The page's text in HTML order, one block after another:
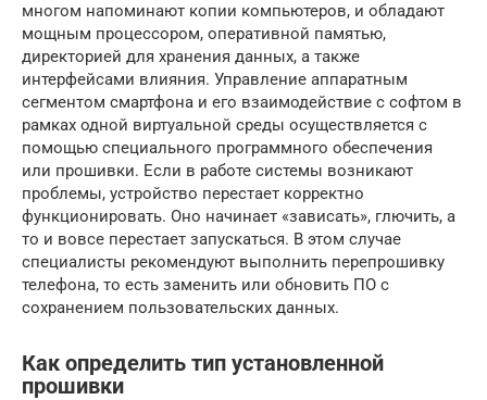
многом напоминают копии компьютеров, и обладают
мощным процессором, оперативной памятью,
директорией для хранения данных, а также
интерфейсами влияния. Управление аппаратным
сегментом смартфона и его взаимодействие с софтом в
рамках одной виртуальной среды осуществляется с
помощью специального программного обеспечения
или прошивки. Если в работе системы возникают
проблемы, устройство перестает корректно
функционировать. Оно начинает «зависать», глючить, а
то и вовсе перестает запускаться. В этом случае
специалисты рекомендуют выполнить перепрошивку
телефона, то есть заменить или обновить ПО с
сохранением пользовательских данных.
Как определить тип установленной
прошивки